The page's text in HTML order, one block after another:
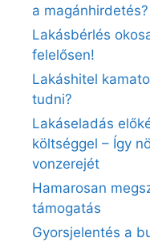
a magánhirdetés?
Lakásbérlés
felelősen!
Lakáshitel
tudni?
Lakáseladás
költséggel – Így
vonzerejét
Hamarosan
támogatás
Gyorsjelentés a